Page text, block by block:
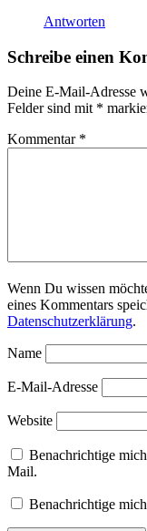
Antworten
Schreibe einen
Deine E-Mail-Adresse
Felder sind mit *
Kommentar *
Wenn Du wissen
eines Kommentars
Datenschutzerklärung.
Name
E-Mail-Adresse
Website
Benachrichtige
Mail.
Benachrichtige